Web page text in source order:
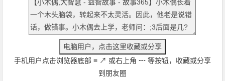
手机用户点击浏览器底部 ≡ ↗ 或右上角 ┅ 等按钮，收藏或分享
到朋友圈